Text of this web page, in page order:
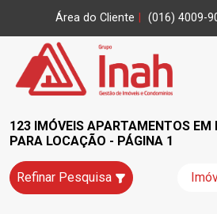
Área do Cliente (016) 4009-
123 IMÓVEIS APARTAMENTOS EM
PARA LOCAÇÃO - PÁGINA 1
Refinar Pesquisa